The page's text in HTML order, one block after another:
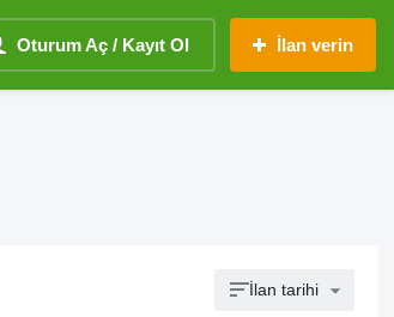
Oturum Aç / Kayıt Ol İlan verin
İlan tarihi